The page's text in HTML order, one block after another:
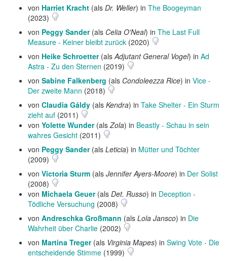
von Harriet Kracht (als Dr. Weller) in The Boogeyman
(2023)
von Peggy Sander(als Celia O'Neal) in The Last Full
Measure - Keiner bleibt zurück (2020)
von Heike Schroetter(alsAdjutant General Vogel) in Ad
Astra - Zu den Sternen (2019)
von Sabine Falkenberg (als Condoleezza Rice) in Vice -
Der zweite Mann (2018)
von Claudia Gáldy (als Kendra) in Take Shelter - Ein Sturm
zieht auf (2011)
von Yolette Wunder(alsZola) in Beastly - Schau in sein
wahres Gesicht (2011)
von Peggy Sander(als Leticia) in Mütter und Töchter
(2009)
von Victoria Sturm (als Jennifer Ayers-Moore) in Der Solist
(2008)
von Michaela Geuer(als Det. Russo) in Deception -
Tödliche Versuchung (2008)
von Andreschka Großmann (als Lola Jansco) in Die
Wahrheit über Charlie (2002)
von Martina Treger(als Virginia Mapes) in Swing Vote - Die
entscheidende Stimme (1999)